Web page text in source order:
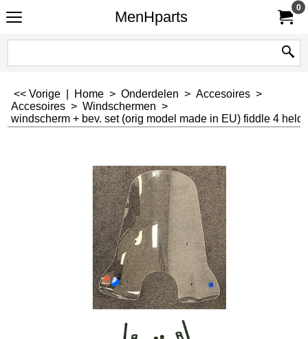
MenHparts
0
<< Vorige Home > Onderdelen > Accesoires >
Accesoires > Windschermen >
windscherm + bev. set (orig model made in EU) fiddle 4